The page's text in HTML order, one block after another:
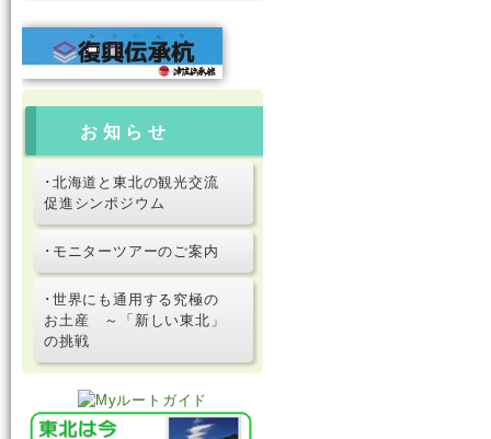
お知らせ
･北海道と東北の観光交流
促進シンポジウム
･モニターツアーのご案内
･世界にも通用する究極の
お土産 ～「新しい東北」
の挑戦